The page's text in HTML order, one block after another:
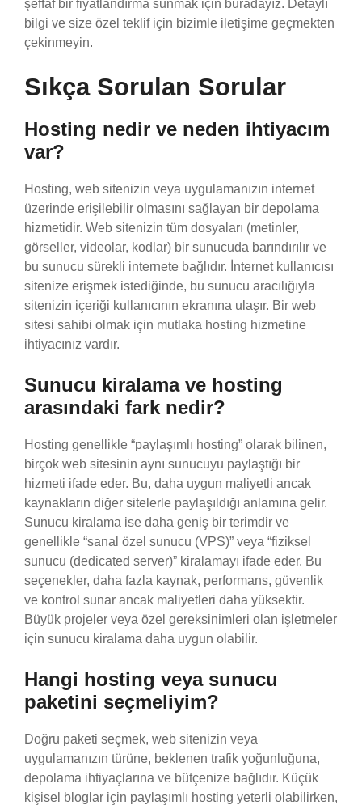
şeffaf bir fiyatlandırma sunmak için buradayız. Detaylı
bilgi ve size özel teklif için bizimle iletişime geçmekten
çekinmeyin.
Sıkça Sorulan Sorular
Hosting nedir ve neden ihtiyacım
var?
Hosting, web sitenizin veya uygulamanızın internet
üzerinde erişilebilir olmasını sağlayan bir depolama
hizmetidir. Web sitenizin tüm dosyaları (metinler,
görseller, videolar, kodlar) bir sunucuda barındırılır ve
bu sunucu sürekli internete bağlıdır. İnternet kullanıcısı
sitenize erişmek istediğinde, bu sunucu aracılığıyla
sitenizin içeriği kullanıcının ekranına ulaşır. Bir web
sitesi sahibi olmak için mutlaka hosting hizmetine
ihtiyacınız vardır.
Sunucu kiralama ve hosting
arasındaki fark nedir?
Hosting genellikle “paylaşımlı hosting” olarak bilinen,
birçok web sitesinin aynı sunucuyu paylaştığı bir
hizmeti ifade eder. Bu, daha uygun maliyetli ancak
kaynakların diğer sitelerle paylaşıldığı anlamına gelir.
Sunucu kiralama ise daha geniş bir terimdir ve
genellikle “sanal özel sunucu (VPS)” veya “fiziksel
sunucu (dedicated server)” kiralamayı ifade eder. Bu
seçenekler, daha fazla kaynak, performans, güvenlik
ve kontrol sunar ancak maliyetleri daha yüksektir.
Büyük projeler veya özel gereksinimleri olan işletmeler
için sunucu kiralama daha uygun olabilir.
Hangi hosting veya sunucu
paketini seçmeliyim?
Doğru paketi seçmek, web sitenizin veya
uygulamanızın türüne, beklenen trafik yoğunluğuna,
depolama ihtiyaçlarına ve bütçenize bağlıdır. Küçük
kişisel bloglar için paylaşımlı hosting yeterli olabilirken,